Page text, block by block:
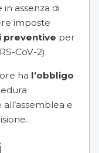
in assenza di
imposte
preventive per
CoV-2).
ha l’obbligo
e